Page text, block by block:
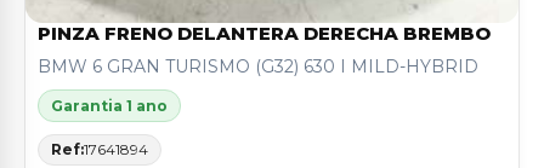
PINZA FRENO DELANTERA DERECHA BREMBO
BMW 6 GRAN TURISMO (G32) 630 I MILD-HYBRID
Garantia 1 ano
Ref:17641894